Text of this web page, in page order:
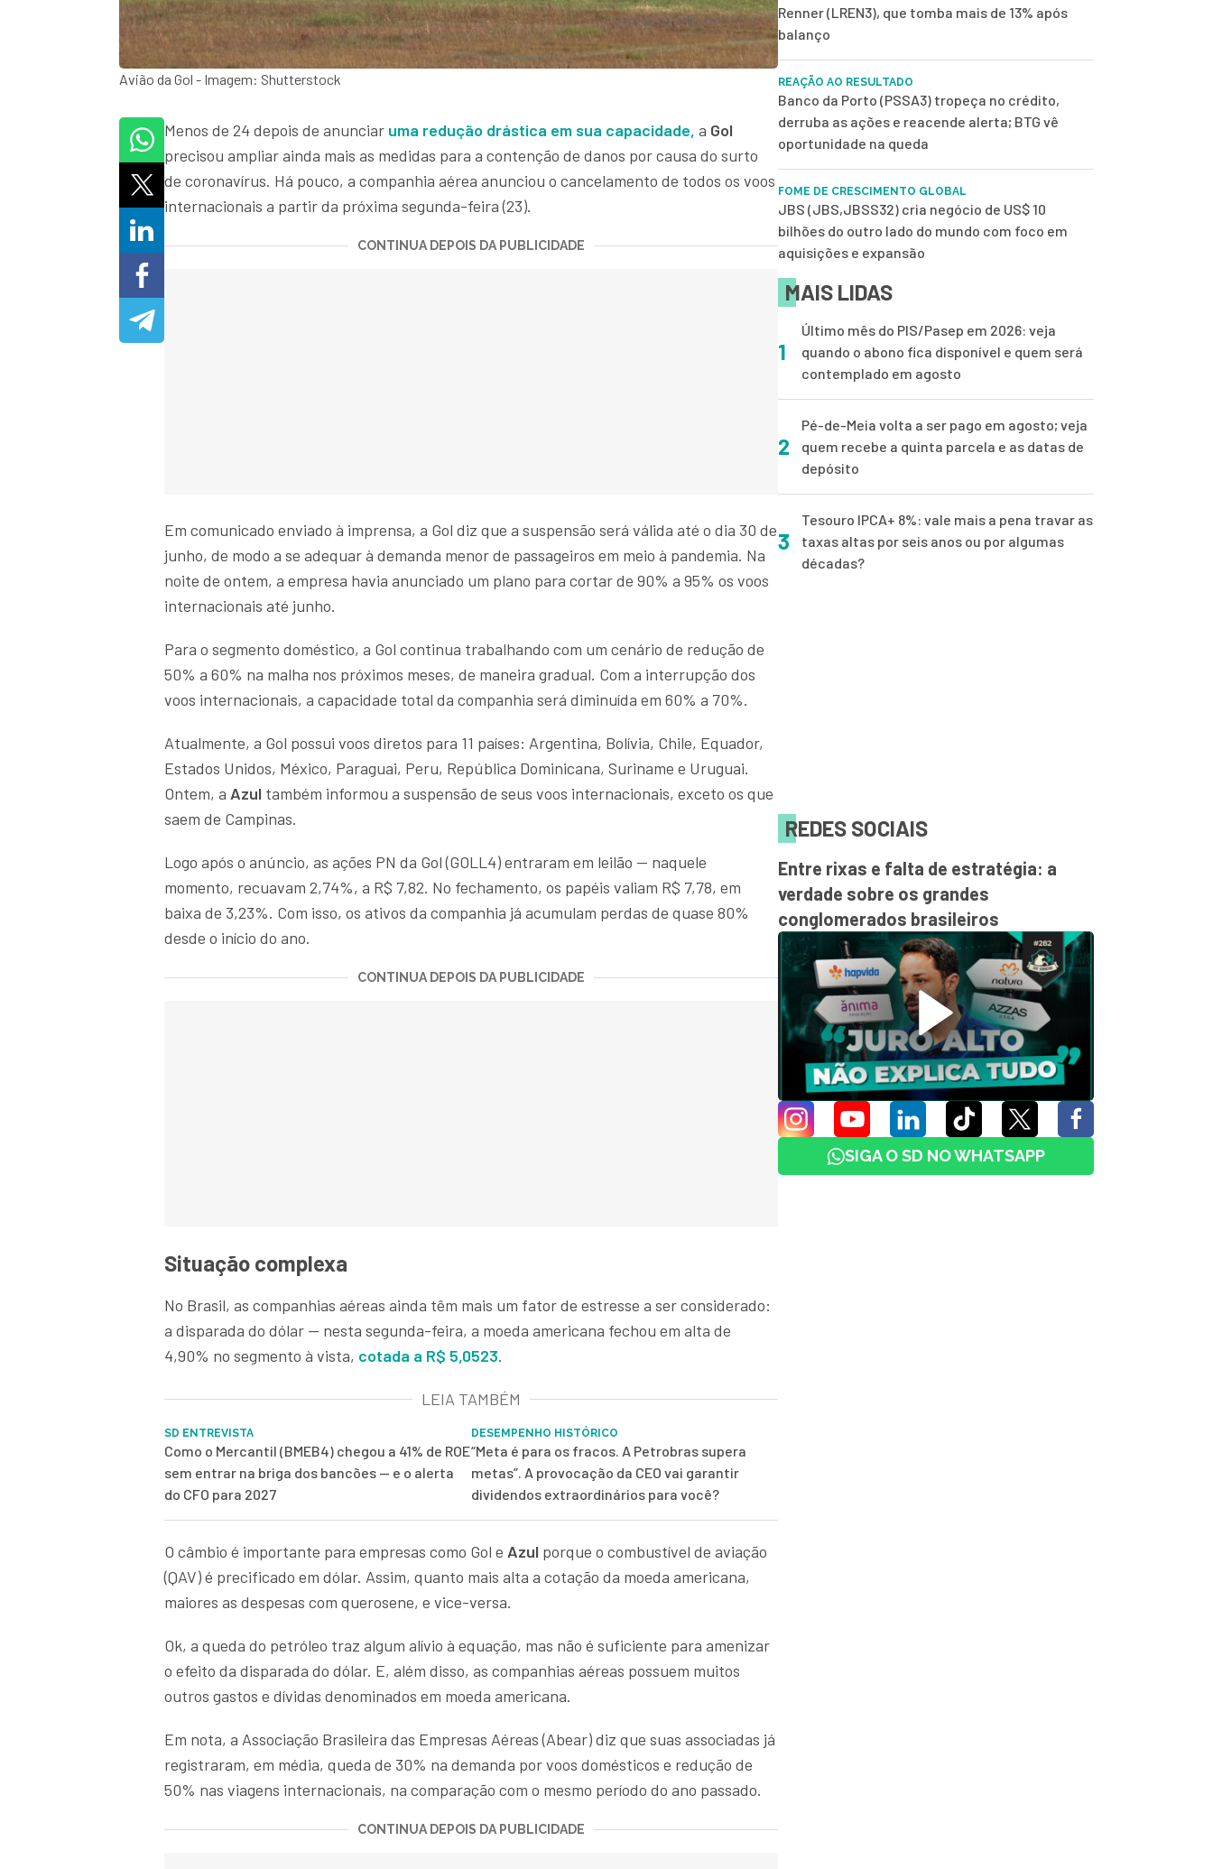
Avião da Gol - Imagem: Shutterstock
Menos de 24 depois de anunciar uma redução drástica em sua capacidade, a Gol
precisou ampliar ainda mais as medidas para a contenção de danos por causa do surto
de coronavírus. Há pouco, a companhia aérea anunciou o cancelamento de todos os voos
internacionais a partir da próxima segunda-feira (23).
CONTINUA DEPOIS DA PUBLICIDADE
Em comunicado enviado à imprensa, a Gol diz que a suspensão será válida até o dia 30 de
junho, de modo a se adequar à demanda menor de passageiros em meio à pandemia. Na
noite de ontem, a empresa havia anunciado um plano para cortar de 90% a 95% os voos
internacionais até junho.
Para o segmento doméstico, a Gol continua trabalhando com um cenário de redução de
50% a 60% na malha nos próximos meses, de maneira gradual. Com a interrupção dos
voos internacionais, a capacidade total da companhia será diminuída em 60% a 70%.
Atualmente, a Gol possui voos diretos para 11 países: Argentina, Bolívia, Chile, Equador,
Estados Unidos, México, Paraguai, Peru, República Dominicana, Suriname e Uruguai.
Ontem, a Azul também informou a suspensão de seus voos internacionais, exceto os que
saem de Campinas.
Logo após o anúncio, as ações PN da Gol (GOLL4) entraram em leilão — naquele
momento, recuavam 2,74%, a R$ 7,82. No fechamento, os papéis valiam R$ 7,78, em
baixa de 3,23%. Com isso, os ativos da companhia já acumulam perdas de quase 80%
desde o início do ano.
CONTINUA DEPOIS DA PUBLICIDADE
Situação complexa
No Brasil, as companhias aéreas ainda têm mais um fator de estresse a ser considerado:
a disparada do dólar — nesta segunda-feira, a moeda americana fechou em alta de
4,90% no segmento à vista, cotada a R$ 5,0523.
LEIA TAMBÉM
SD ENTREVISTA
Como o Mercantil (BMEB4) chegou a 41% de ROE
sem entrar na briga dos bancões — e o alerta
do CFO para 2027
DESEMPENHO HISTÓRICO
“Meta é para os fracos. A Petrobras supera
metas”. A provocação da CEO vai garantir
dividendos extraordinários para você?
O câmbio é importante para empresas como Gol e Azul porque o combustível de aviação
(QAV) é precificado em dólar. Assim, quanto mais alta a cotação da moeda americana,
maiores as despesas com querosene, e vice-versa.
Ok, a queda do petróleo traz algum alívio à equação, mas não é suficiente para amenizar
o efeito da disparada do dólar. E, além disso, as companhias aéreas possuem muitos
outros gastos e dívidas denominados em moeda americana.
Em nota, a Associação Brasileira das Empresas Aéreas (Abear) diz que suas associadas já
registraram, em média, queda de 30% na demanda por voos domésticos e redução de
50% nas viagens internacionais, na comparação com o mesmo período do ano passado.
CONTINUA DEPOIS DA PUBLICIDADE
Renner (LREN3), que tomba mais de 13% após
balanço
REAÇÃO AO RESULTADO
Banco da Porto (PSSA3) tropeça no crédito,
derruba as ações e reacende alerta; BTG vê
oportunidade na queda
FOME DE CRESCIMENTO GLOBAL
JBS (JBS,JBSS32) cria negócio de US$ 10
bilhões do outro lado do mundo com foco em
aquisições e expansão
MAIS LIDAS
1
Último mês do PIS/Pasep em 2026: veja
quando o abono fica disponível e quem será
contemplado em agosto
2
Pé-de-Meia volta a ser pago em agosto; veja
quem recebe a quinta parcela e as datas de
depósito
3
Tesouro IPCA+ 8%: vale mais a pena travar as
taxas altas por seis anos ou por algumas
décadas?
REDES SOCIAIS
Entre rixas e falta de estratégia: a
verdade sobre os grandes
conglomerados brasileiros
SIGA O SD NO WHATSAPP